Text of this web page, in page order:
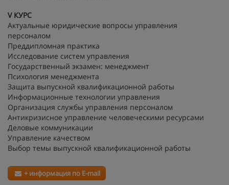
V КУРС
Актуальные юридические вопросы управления
персоналом
Преддипломная практика
Исследование систем управления
Государственный экзамен: менеджмент
Психология менеджмента
Защита выпускной квалификационной работы
Информационные технологии управления
Организация службы управления персоналом
Антикризисное управление человеческими ресурсами
Деловые коммуникации
Управление качеством
Выбор темы выпускной квалификационной работы
+ информация по E-mail